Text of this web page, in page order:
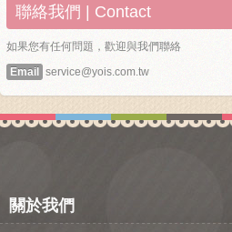
聯絡我們 | Contact
如果您有任何問題，歡迎與我們聯絡
Email
service@yois.com.tw
關於我們